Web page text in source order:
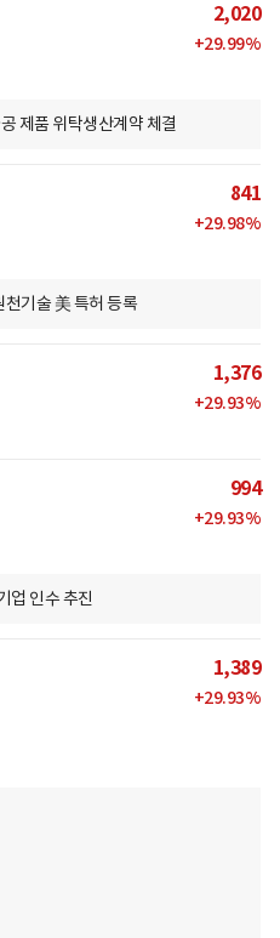
2,020
+29.99%
제품 위탁생산계약 체결
841
+29.98%
기술 美 특허 등록
1,376
+29.93%
994
+29.93%
업 인수 추진
1,389
+29.93%